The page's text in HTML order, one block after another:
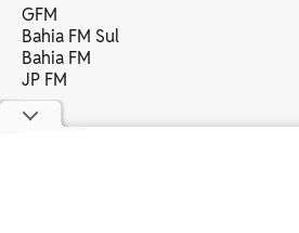
GFM
Bahia FM Sul
Bahia FM
JP FM